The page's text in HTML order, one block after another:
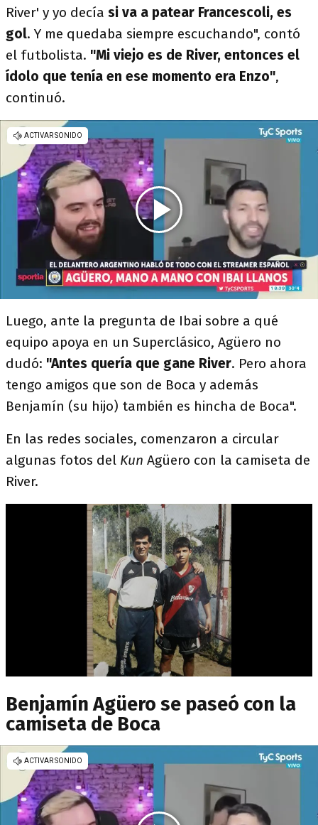
River' y yo decía si va a patear Francescoli, es
gol. Y me quedaba siempre escuchando", contó
el futbolista. "Mi viejo es de River, entonces el
ídolo que tenía en ese momento era Enzo",
continuó.
Luego, ante la pregunta de Ibai sobre a qué
equipo apoya en un Superclásico, Agüero no
dudó: "Antes quería que gane River. Pero ahora
tengo amigos que son de Boca y además
Benjamín (su hijo) también es hincha de Boca".
En las redes sociales, comenzaron a circular
algunas fotos del Kun Agüero con la camiseta de
River.
Benjamín Agüero se paseó con la
camiseta de Boca